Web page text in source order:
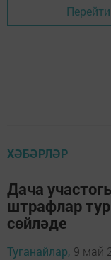
ХӘБӘРЛӘР
Дача
штрафлар
сөйләде
Туганайлар, 9 май